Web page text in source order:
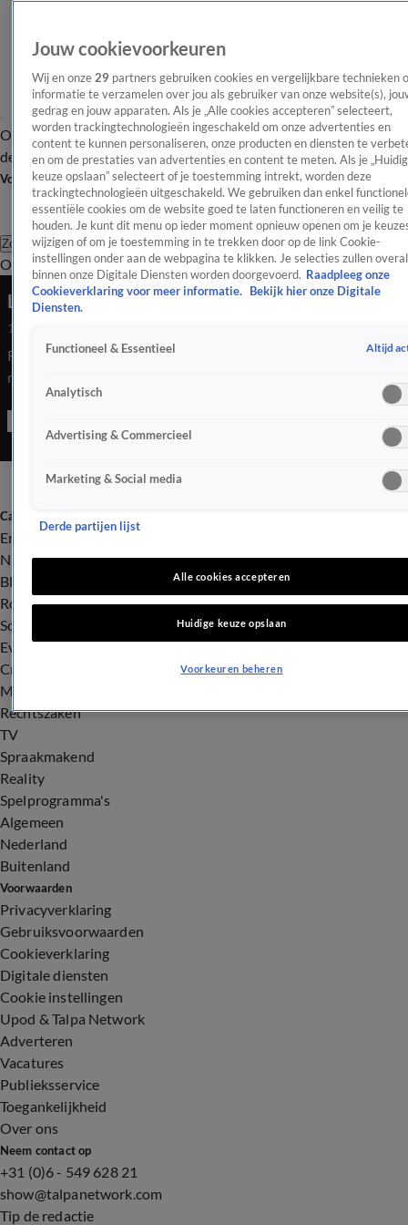
OverzichtAfleveringen Entertainment TV Algemeen
Tip
de redactieNieuwsbrief
Volg Shownieuws
Zoeken
OverzichtEntertainmentSpraakmakendRealityCrimeVideo's
Laat Denise zich manipuleren door de groep?
1 juni 2026, 16:25
René vindt dat Denise zich laat manipuleren door de groep,
maar daar is de rest het niet mee eens.
Categorieën
Entertainment
Nieuws
BN'ers
Royalty
Songfestival
Evenementen
Crime
Misdaad
Rechtszaken
TV
Spraakmakend
Reality
Spelprogramma's
Algemeen
Nederland
Buitenland
Voorwaarden
Privacyverklaring
Gebruiksvoorwaarden
Cookieverklaring
Digitale diensten
Cookie instellingen
Upod & Talpa Network
Adverteren
Vacatures
Publieksservice
Toegankelijkheid
Over ons
Neem contact op
+31 (0)6 - 549 628 21
show@talpanetwork.com
Tip de redactie
Jouw cookievoorkeuren
Wij en onze 29 partners gebruiken cookies en vergelijkbare technieken
informatie te verzamelen over jou als gebruiker van onze website(s),
gedrag en jouw apparaten. Als je „Alle cookies accepteren” selecteert,
worden trackingtechnologieën ingeschakeld om onze advertenties en
content te kunnen personaliseren, onze producten en diensten te
en om de prestaties van advertenties en content te meten. Als je
keuze opslaan” selecteert of je toestemming intrekt, worden deze
trackingtechnologieën uitgeschakeld. We gebruiken dan enkel
essentiële cookies om de website goed te laten functioneren en veilig te
houden. Je kunt dit menu op ieder moment opnieuw openen om je
wijzigen of om je toestemming in te trekken door op de link Cookie-
instellingen onder aan de webpagina te klikken. Je selecties zullen overal
binnen onze Digitale Diensten worden doorgevoerd. Raadpleeg onze
Cookieverklaring voor meer informatie.
Bekijk hier onze Digitale
Diensten.
Functioneel & Essentieel Altijd
Analytisch
Advertising & Commercieel
Marketing & Social media
Derde partijen lijst
Alle cookies accepteren
Huidige keuze opslaan
Voorkeuren beheren